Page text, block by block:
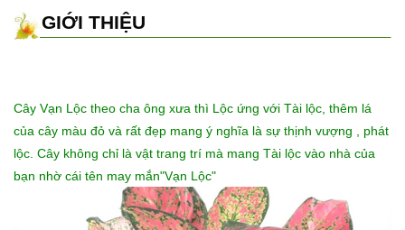
GIỚI THIỆU
Cây Vạn Lộc theo cha ông xưa thì Lộc ứng với Tài lộc, thêm lá
của cây màu đỏ và rất đẹp mang ý nghĩa là sự thịnh vượng , phát
lộc. Cây không chỉ là vật trang trí mà mang Tài lộc vào nhà của
bạn nhờ cái tên may mắn"Vạn Lộc"